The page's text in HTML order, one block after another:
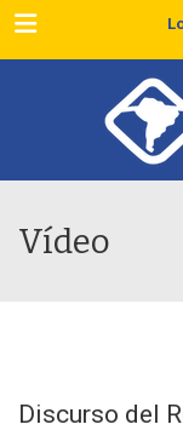
Menu
Vídeo
Discurso del